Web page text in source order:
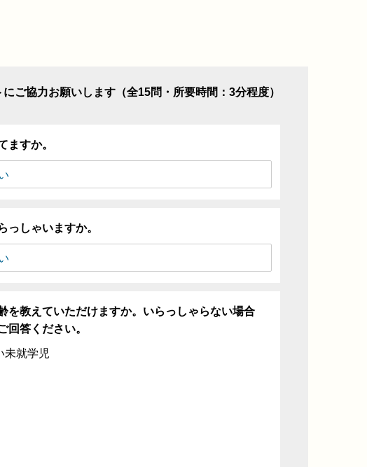
ご協力お願いします（全15問・所要時間：3分程度）
ますか。
っしゃいますか。
を教えていただけますか。いらっしゃらない場合
回答ください。
未就学児